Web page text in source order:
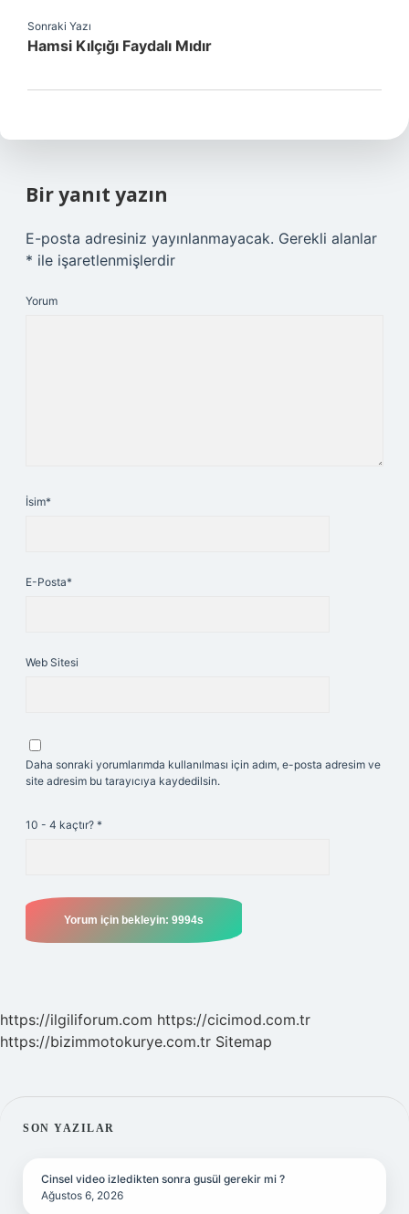
Sonraki Yazı
Hamsi Kılçığı Faydalı Mıdır
Bir yanıt yazın
E-posta adresiniz yayınlanmayacak. Gerekli alanlar
* ile işaretlenmişlerdir
Yorum
İsim*
E-Posta*
Web Sitesi
Daha sonraki yorumlarımda kullanılması için adım, e-posta adresim ve
site adresim bu tarayıcıya kaydedilsin.
10 - 4 kaçtır? *
https://ilgiliforum.com https://cicimod.com.tr
https://bizimmotokurye.com.tr Sitemap
SIDEBAR
SON YAZILAR
Cinsel video izledikten sonra gusül gerekir mi ?
Ağustos 6, 2026